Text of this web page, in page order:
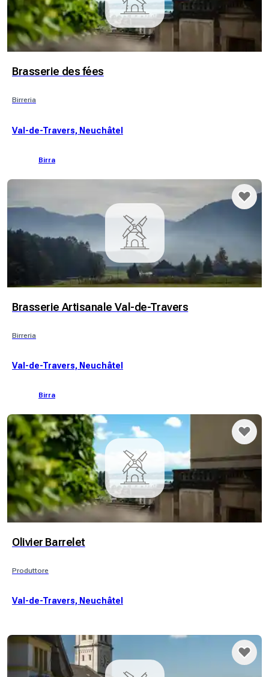
Brasserie des fées
Birreria
Val-de-Travers, Neuchâtel
Birra
Brasserie Artisanale Val-de-Travers
Birreria
Val-de-Travers, Neuchâtel
Birra
Olivier Barrelet
Produttore
Val-de-Travers, Neuchâtel